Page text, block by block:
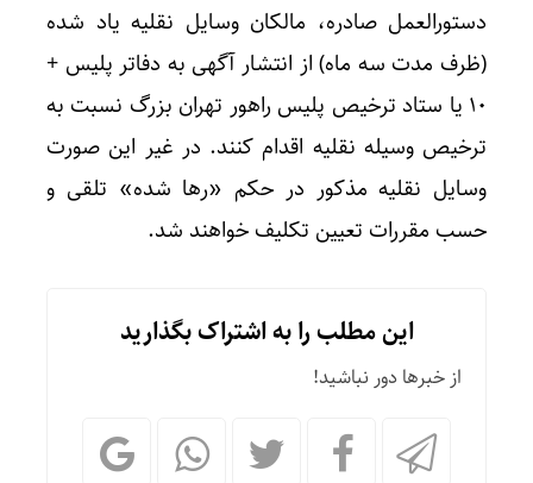
دستورالعمل صادره، مالکان وسایل نقلیه یاد شده
(ظرف مدت سه ماه) از انتشار آگهی به دفاتر پلیس +
۱۰ یا ستاد ترخیص پلیس راهور تهران بزرگ نسبت به
ترخیص وسیله نقلیه اقدام کنند. در غیر این صورت
وسایل نقلیه مذکور در حکم «رها شده» تلقی و
حسب مقررات تعیین تکلیف خواهند شد.
این مطلب را به اشتراک بگذارید
از خبرها دور نباشید!